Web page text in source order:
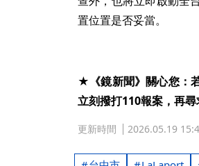
置位置是否妥當。
★《鏡新聞》關心您：
立刻撥打110報案，再尋
更新時間 2026.05.19